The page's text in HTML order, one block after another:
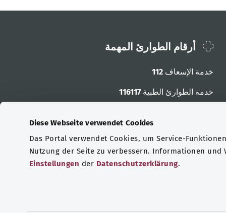
Diese Webseite verwendet Cookies
Das Portal verwendet Cookies, um Service-
Nutzung der Seite zu verbessern. Informationen
Einstellungen der Datenschutzerklärung.
أرقام الطوارئ المهمة
خدمة الإسعاف 112
خدمة الطوارئ الطبية116117